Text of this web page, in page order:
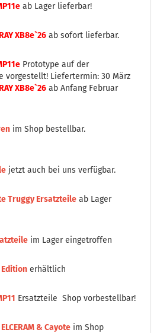
ab Lager lieferbar!
XB8e`26 ab sofort lieferbar.
Prototype auf der
vorgestellt! Liefertermin: 30 März
XB8e`26 ab Anfang Februar
im Shop bestellbar.
jetzt auch bei uns verfügbar.
Truggy Ersatzteile ab Lager
im Lager eingetroffen
Edition erhältlich
Ersatzteile Shop vorbestellbar!
ELCERAM & Cayote im Shop